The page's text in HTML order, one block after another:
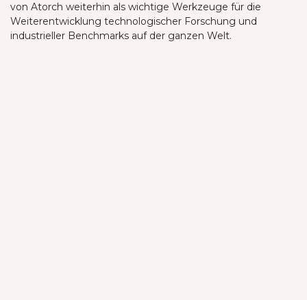
von Atorch weiterhin als wichtige Werkzeuge für die
Weiterentwicklung technologischer Forschung und
industrieller Benchmarks auf der ganzen Welt.